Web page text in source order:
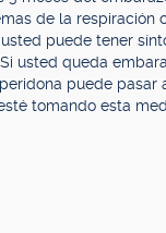
de la
puede tener
usted queda
puede
tomando esta